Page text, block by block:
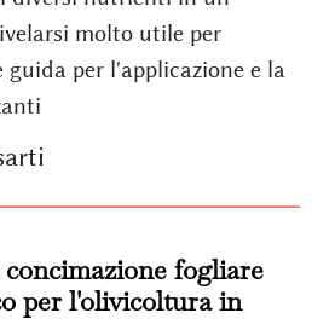
molto utile per
guida per l'applicazione e la
fogliare
per l'olivicoltura in